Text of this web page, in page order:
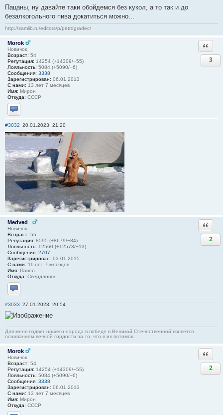
Пацаны, ну давайте таки обойдемся без кукол, а то так и до
безалкогольного пива докатиться можно...
http://samlib.ru/editors/p/petrogradec/
Morok
Новичок
Возраст: 54
Репутация: 14254 (+14309/−55)
Лояльность: 5084 (+5090/−6)
Сообщения: 3338
Зарегистрирован: 06.01.2013
С нами: 13 лет 7 месяцев
Имя: Мирон
Откуда: СССР
Отправить личное сообщение
3
#3032 20.01.2023, 21:20
Medved_
Новичок
Возраст: 55
Репутация: 8595 (+8679/−84)
Лояльность: 12560 (+12573/−13)
Сообщения: 2707
Зарегистрирован: 03.01.2015
С нами: 11 лет 7 месяцев
Имя: Павел
Откуда: Свердловск
Отправить личное сообщение
2
#3033 27.01.2023, 20:54
Для меня подвиг нашего народа в победе в Великой Отечественной является
основанием вечной гордости за то, что я их потомок.
Morok
Новичок
Возраст: 54
Репутация: 14254 (+14309/−55)
Лояльность: 5084 (+5090/−6)
Сообщения: 3338
Зарегистрирован: 06.01.2013
С нами: 13 лет 7 месяцев
Имя: Мирон
Откуда: СССР
2